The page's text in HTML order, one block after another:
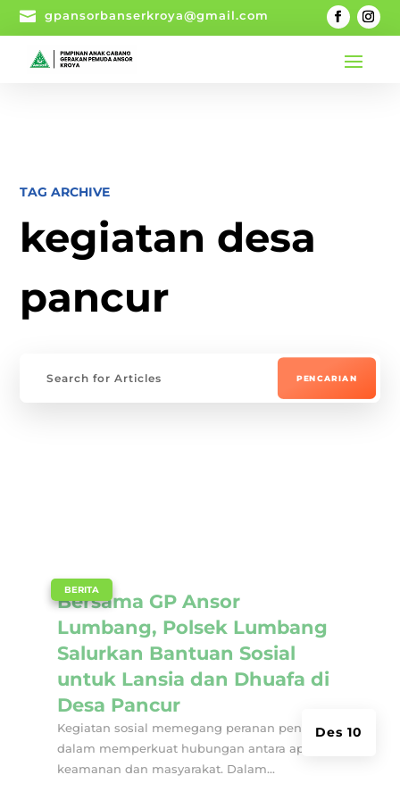
 gpansorbanserkroya@gmail.com
TAG ARCHIVE
kegiatan desa
pancur
Bersama GP Ansor
Lumbang, Polsek Lumbang
Salurkan Bantuan Sosial
untuk Lansia dan Dhuafa di
Desa Pancur
Des 10
BERITA
Kegiatan sosial memegang peranan penting
dalam memperkuat hubungan antara aparat
keamanan dan masyarakat. Dalam...